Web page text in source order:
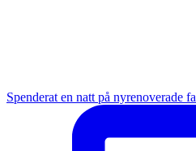
Spenderat en natt på nyrenoverade